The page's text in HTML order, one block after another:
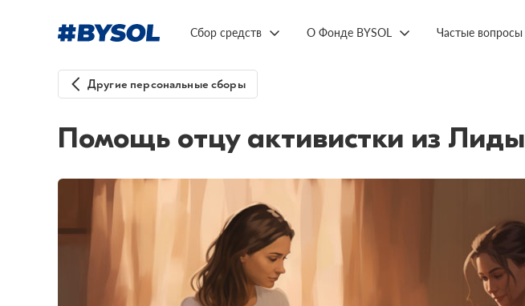
Сбор средств О Фонде BYSOL Частые вопросы
Другие персональные сборы
Помощь отцу активистки из Лиды